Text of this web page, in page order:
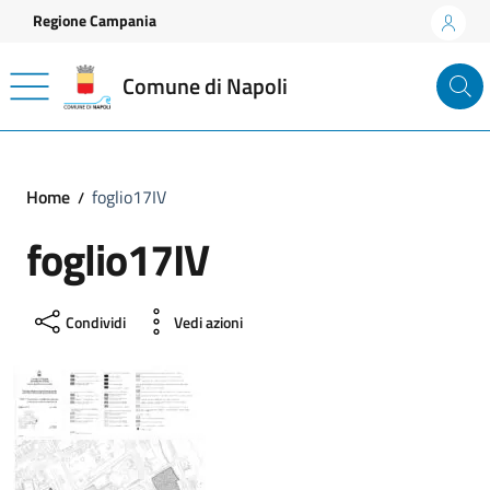
Vai ai contenuti
Vai al footer
Regione Campania
Comune di Napoli
Home foglio17IV
foglio17IV
Condividi Vedi azioni